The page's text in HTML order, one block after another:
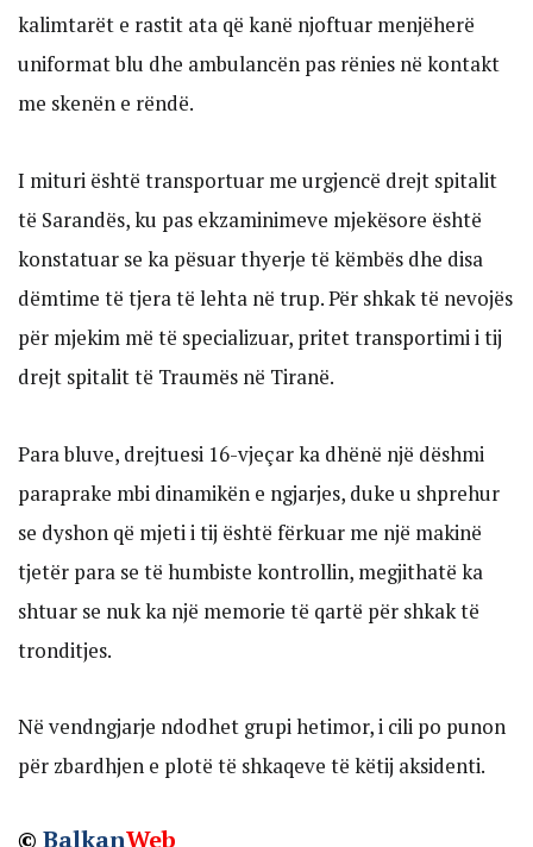
kalimtarët e rastit ata që kanë njoftuar menjëherë
uniformat blu dhe ambulancën pas rënies në kontakt
me skenën e rëndë.
I mituri është transportuar me urgjencë drejt spitalit
të Sarandës, ku pas ekzaminimeve mjekësore është
konstatuar se ka pësuar thyerje të këmbës dhe disa
dëmtime të tjera të lehta në trup. Për shkak të nevojës
për mjekim më të specializuar, pritet transportimi i tij
drejt spitalit të Traumës në Tiranë.
Para bluve, drejtuesi 16-vjeçar ka dhënë një dëshmi
paraprake mbi dinamikën e ngjarjes, duke u shprehur
se dyshon që mjeti i tij është fërkuar me një makinë
tjetër para se të humbiste kontrollin, megjithatë ka
shtuar se nuk ka një memorie të qartë për shkak të
tronditjes.
Në vendngjarje ndodhet grupi hetimor, i cili po punon
për zbardhjen e plotë të shkaqeve të këtij aksidenti.
© BalkanWeb